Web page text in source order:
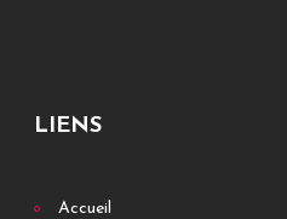
LIENS
Accueil